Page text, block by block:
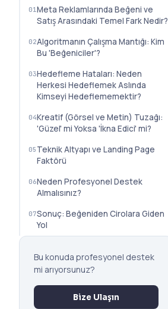
Meta Reklamlarında Beğeni ve
Satış Arasındaki Temel Fark Nedir?
Algoritmanın Çalışma Mantığı: Kim
Bu 'Beğeniciler'?
Hedefleme Hataları: Neden
Herkesi Hedeflemek Aslında
Kimseyi Hedeflememektir?
Kreatif (Görsel ve Metin) Tuzağı:
'Güzel' mi Yoksa 'İkna Edici' mi?
Teknik Altyapı ve Landing Page
Faktörü
Neden Profesyonel Destek
Almalısınız?
Sonuç: Beğeniden Cirolara Giden
Yol
Bu konuda profesyonel destek
mi arıyorsunuz?
Bize Ulaşın